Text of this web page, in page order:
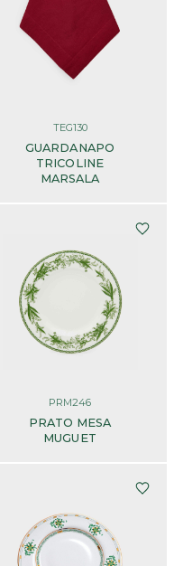
TEG130
GUARDANAPO
TRICOLINE
MARSALA
PRM246
PRATO MESA
MUGUET